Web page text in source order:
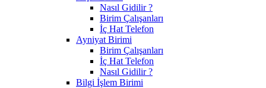
Nasıl Gidilir ?
Birim Çalışanları
İç Hat Telefon
Ayniyat Birimi
Birim Çalışanları
İç Hat Telefon
Nasıl Gidilir ?
Bilgi İşlem Birimi